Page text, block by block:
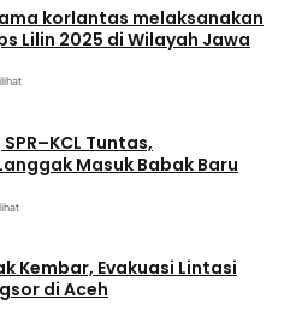
korlantas melaksanakan
Lilin 2025 di Wilayah Jawa
Tuntas,
Masuk Babak Baru
Kembar, Evakuasi Lintasi
di Aceh